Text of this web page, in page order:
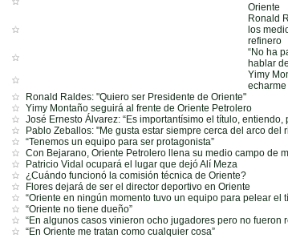
Oriente
Ronald
los
refinero
“No ha
hablar
Yimy
Ronald Raldes: "Quiero ser Presidente de Oriente"
Yimy Montaño seguirá al frente de Oriente Petrolero
José Ernesto Álvarez: “Es importantísimo el título,
Pablo Zeballos: "Me gusta estar siempre cerca del arco del
“Tenemos un equipo para ser protagonista”
Con Bejarano, Oriente Petrolero llena su medio campo de
Patricio Vidal ocupará el lugar que dejó Alí Meza
¿Cuándo funcionó la comisión técnica de Oriente?
Flores dejará de ser el director deportivo en Oriente
“Oriente en ningún momento tuvo un equipo para pelear el
“Oriente no tiene dueño”
“En algunos casos vinieron ocho jugadores pero no fueron
“En Oriente me tratan como cualquier cosa”